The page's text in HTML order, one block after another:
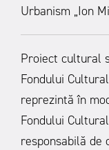
Urbanism „Ion
Proiect cultural
Fondului
reprezintă în
Fondului
responsabilă de